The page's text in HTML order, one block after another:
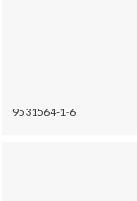
9531564-1-6